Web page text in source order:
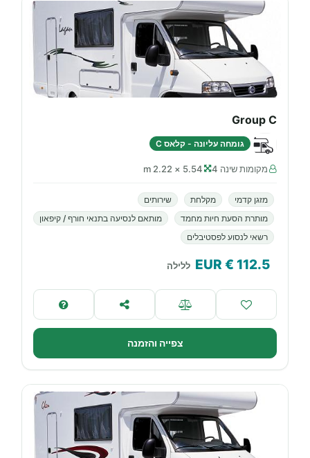
Group C
גומחה עליונה - קלאס C
מקומות שינה 4 5.54 × 2.22 m
מזגן קדמי מקלחת
שירותים
מותרת הסעת חיות מחמד
מותאם לנסיעה בתנאי חורף / קיפאון
רשאי לנסוע לפסטיבלים
112.5
€ EUR ללילה
צפייה והזמנה